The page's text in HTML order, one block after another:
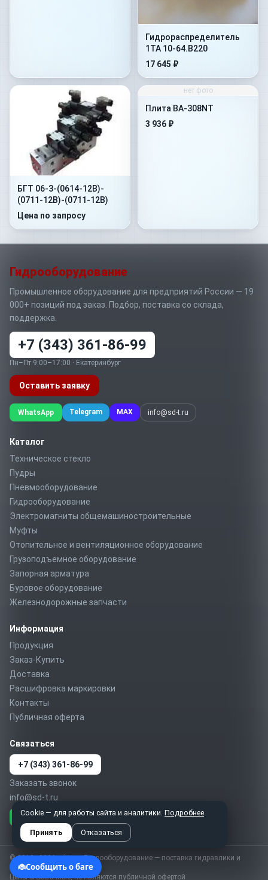
Гидрораспределитель
1ТА 10-64.В220
17 645 ₽
БГТ 06-3-(0614-12В)-
(0711-12В)-(0711-12В)
Цена по запросу
нет фото
Плита BA-308NT
3 936 ₽
Гидрооборудование
Промышленное оборудование для предприятий России — 19
000+ позиций под заказ. Подбор, поставка со склада,
поддержка.
+7 (343) 361-86-99
Пн–Пт 9:00–17:00 · Екатеринбург
Оставить заявку
WhatsApp Telegram MAX info@sd-t.ru
Каталог
Техническое стекло
Пудры
Пневмооборудование
Гидрооборудование
Электромагниты общемашиностроительные
Муфты
Отопительное и вентиляционное оборудование
Грузоподъемное оборудование
Запорная арматура
Буровое оборудование
Железнодорожные запчасти
Информация
Продукция
Заказ-Купить
Доставка
Расшифровка маркировки
Контакты
Публичная оферта
Связаться
+7 (343) 361-86-99
Заказать звонок
info@sd-t.ru
WhatsApp Telegram MAX
© 2010–2026 sd-t.ru · Гидрооборудование — поставка гидравлики и
пневматики по России
Цены справочные, не являются публичной офертой
Cookie — для работы сайта и аналитики. Подробнее
Принять Отказаться